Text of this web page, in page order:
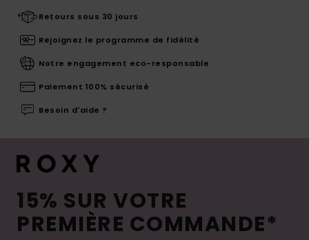
Retours sous 30 jours
Rejoignez le programme de fidélité
Notre engagement eco-responsable
Paiement 100% sécurisé
Besoin d'aide ?
15% SUR VOTRE
PREMIÈRE COMMANDE*